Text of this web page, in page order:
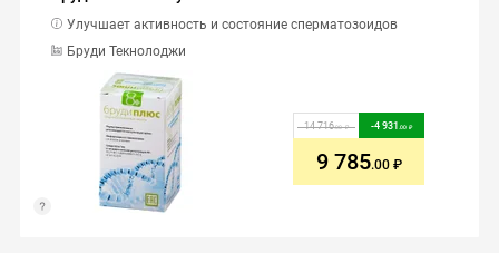
Бруди Текнолоджи
Улучшает активность и состояние сперматозоидов
14 716.00 -4 931 .00
9 785.00